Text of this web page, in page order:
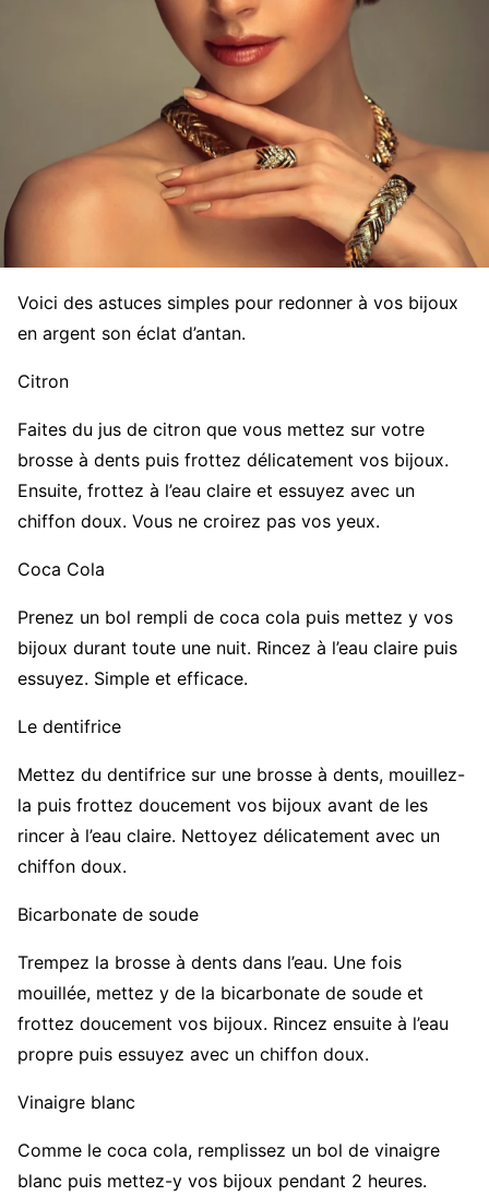
Voici des astuces simples pour redonner à vos bijoux
en argent son éclat d’antan.
Citron
Faites du jus de citron que vous mettez sur votre
brosse à dents puis frottez délicatement vos bijoux.
Ensuite, frottez à l’eau claire et essuyez avec un
chiffon doux. Vous ne croirez pas vos yeux.
Coca Cola
Prenez un bol rempli de coca cola puis mettez y vos
bijoux durant toute une nuit. Rincez à l’eau claire puis
essuyez. Simple et efficace.
Le dentifrice
Mettez du dentifrice sur une brosse à dents, mouillez-
la puis frottez doucement vos bijoux avant de les
rincer à l’eau claire. Nettoyez délicatement avec un
chiffon doux.
Bicarbonate de soude
Trempez la brosse à dents dans l’eau. Une fois
mouillée, mettez y de la bicarbonate de soude et
frottez doucement vos bijoux. Rincez ensuite à l’eau
propre puis essuyez avec un chiffon doux.
Vinaigre blanc
Comme le coca cola, remplissez un bol de vinaigre
blanc puis mettez-y vos bijoux pendant 2 heures.